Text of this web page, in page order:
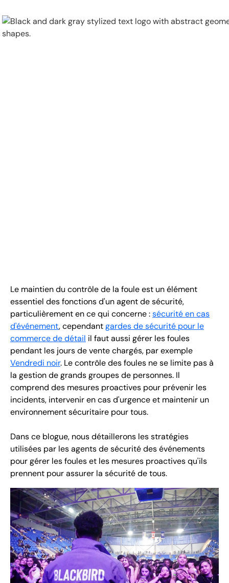
Contact U s
Le maintien du contrôle de la foule est un élément
essentiel des fonctions d'un agent de sécurité,
particulièrement en ce qui concerne :sécurité en cas
d'événement, cependantgardes de sécurité pour le
commerce de détail il faut aussi gérer les foules
pendant les jours de vente chargés, par exemple
Vendredi noir. Le contrôle des foules ne se limite pas à
la gestion de grands groupes de personnes. Il
comprend des mesures proactives pour prévenir les
incidents, intervenir en cas d'urgence et maintenir un
environnement sécuritaire pour tous.
Dans ce blogue, nous détaillerons les stratégies
utilisées par les agents de sécurité des événements
pour gérer les foules et les mesures proactives qu'ils
prennent pour assurer la sécurité de tous.